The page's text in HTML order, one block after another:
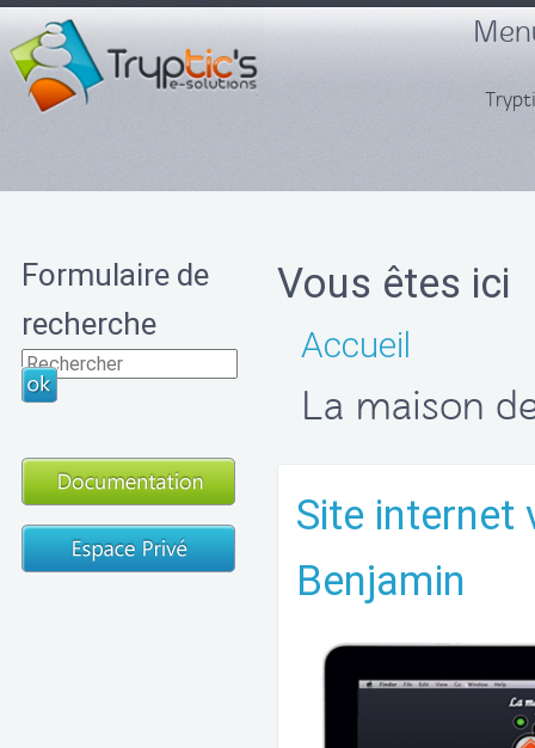
Vous êtes ici
Accueil
La maison
Site internet
Benjamin
Formulaire de
recherche